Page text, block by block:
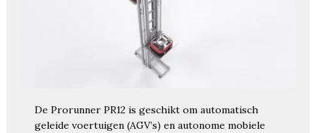
De Prorunner PR12 is geschikt om automatisch
geleide voertuigen (AGV’s) en autonome mobiele